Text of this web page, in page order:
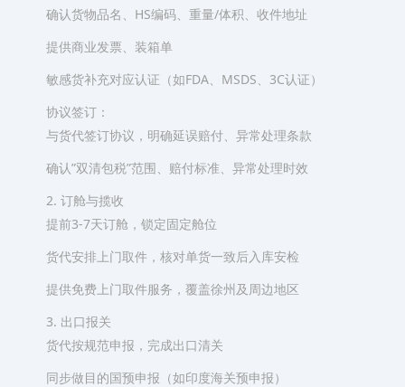
确认货物品名、HS编码、重量/体积、收件地址
提供商业发票、装箱单
敏感货补充对应认证（如FDA、MSDS、3C认证）
协议签订：
与货代签订协议，明确延误赔付、异常处理条款
确认”双清包税”范围、赔付标准、异常处理时效
2. 订舱与揽收
提前3-7天订舱，锁定固定舱位
货代安排上门取件，核对单货一致后入库安检
提供免费上门取件服务，覆盖徐州及周边地区
3. 出口报关
货代按规范申报，完成出口清关
同步做目的国预申报（如印度海关预申报）